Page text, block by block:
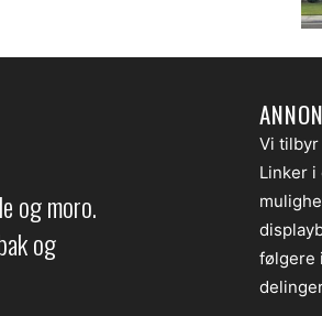
og moro.
og
Vi
Linker
følgere